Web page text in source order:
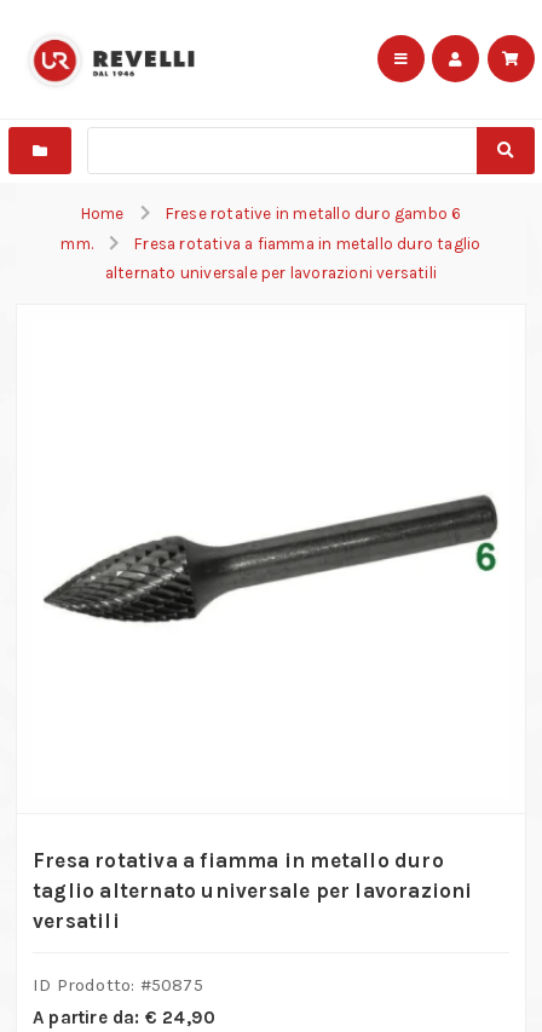
Home
Frese rotative in metallo duro gambo 6
mm.
Fresa rotativa a fiamma in metallo duro taglio
alternato universale per lavorazioni versatili
Fresa rotativa a fiamma in metallo duro
taglio alternato universale per lavorazioni
versatili
ID Prodotto: #50875
A partire da: € 24,90